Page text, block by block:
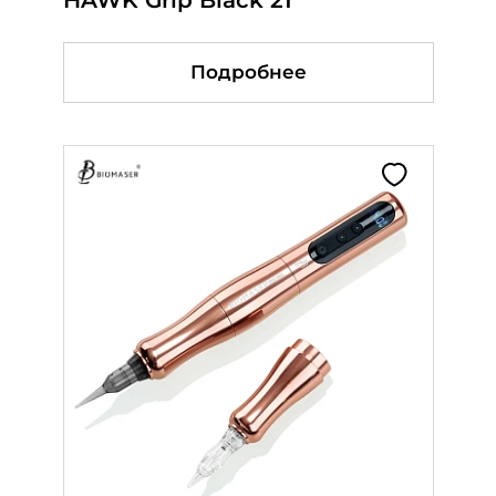
Подробнее
Подробнее
Подробнее